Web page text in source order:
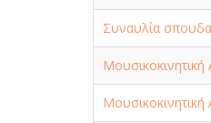
Συναυλία